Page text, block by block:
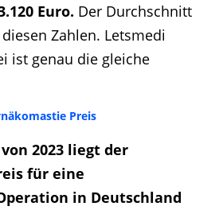
Euro. Der Durchschnitt
Zahlen. Letsmedi
ist genau die gleiche
Preis
2023 liegt der
für eine
in Deutschland